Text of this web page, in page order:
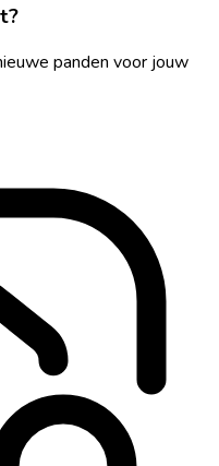
panden voor jouw